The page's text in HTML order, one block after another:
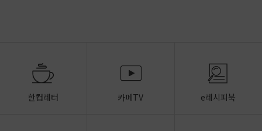
한컵레터 카페TV e레시피북